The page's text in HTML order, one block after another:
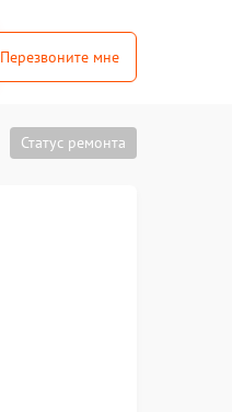
Перезвоните мне
Статус ремонта